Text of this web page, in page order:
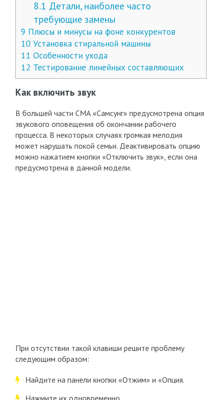
8.1 Детали, наиболее часто
требующие замены
9 Плюсы и минусы на фоне конкурентов
10Установка стиральной машины
11 Особенности ухода
12 Тестирование линейных составляющих
Как включить звук
В большей части СМА «Самсунг» предусмотрена опция
звукового оповещения об окончании рабочего
процесса. В некоторых случаях громкая мелодия
может нарушать покой семьи. Деактивировать опцию
можно нажатием кнопки «Отключить звук», если она
предусмотрена в данной модели.
При отсутствии такой клавиши решите проблему
следующим образом:
Найдите на панели кнопки «Отжим» и «Опция.
Нажмите их одновременно.